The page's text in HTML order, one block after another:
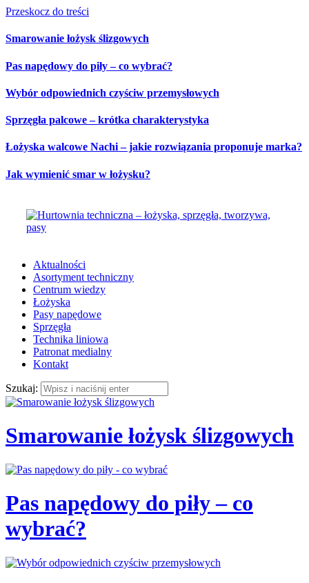
Przeskocz do treści
Smarowanie łożysk ślizgowych
Pas napędowy do piły – co wybrać?
Wybór odpowiednich czyściw przemysłowych
Sprzęgła palcowe – krótka charakterystyka
Łożyska walcowe Nachi – jakie rozwiązania proponuje marka?
Jak wymienić smar w łożysku?
Aktualności
Asortyment techniczny
Centrum wiedzy
Łożyska
Pasy napędowe
Sprzęgła
Technika liniowa
Patronat medialny
Kontakt
Szukaj:
Smarowanie łożysk ślizgowych
Pas napędowy do piły – co
wybrać?